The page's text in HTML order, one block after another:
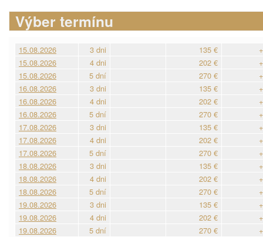
Výber termínu
15.08.2026 3 dni 135 €
15.08.2026
4 dni 202 €
15.08.2026
5 dní 270 €
16.08.2026
3 dni 135 €
16.08.2026
4 dni 202 €
16.08.2026
5 dní 270 €
17.08.2026
3 dni 135 €
17.08.2026
4 dni 202 €
17.08.2026
5 dní 270 €
18.08.2026
3 dni 135 €
18.08.2026
4 dni 202 €
18.08.2026
5 dní 270 €
19.08.2026
3 dni 135 €
19.08.2026
4 dni 202 €
19.08.2026
5 dní 270 €